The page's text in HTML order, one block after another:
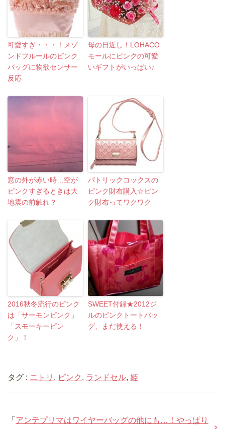
可愛すぎ・・・！メゾ
ンドフルールのピンク
バッグに物欲センサー
反応
母の日近し！LOHACO
モールにピンクの可愛
いギフトがいっぱい♪
窓の外が赤い時…空が
ピンクすぎるときは大
地震の前触れ？
パトリックコックスの
ピンク財布購入☆ピン
ク財布ってワクワク
2016秋冬流行のピンク
は「サーモンピンク」
「スモーキーピン
ク」！
SWEET付録★2012ジ
ルのピンクトートバッ
グ、まだ使える！
タグ : ニトリ , ピンク , ランドセル, 姫
「 アンテプリマはワイヤーバッグの他にも…！やっぱり